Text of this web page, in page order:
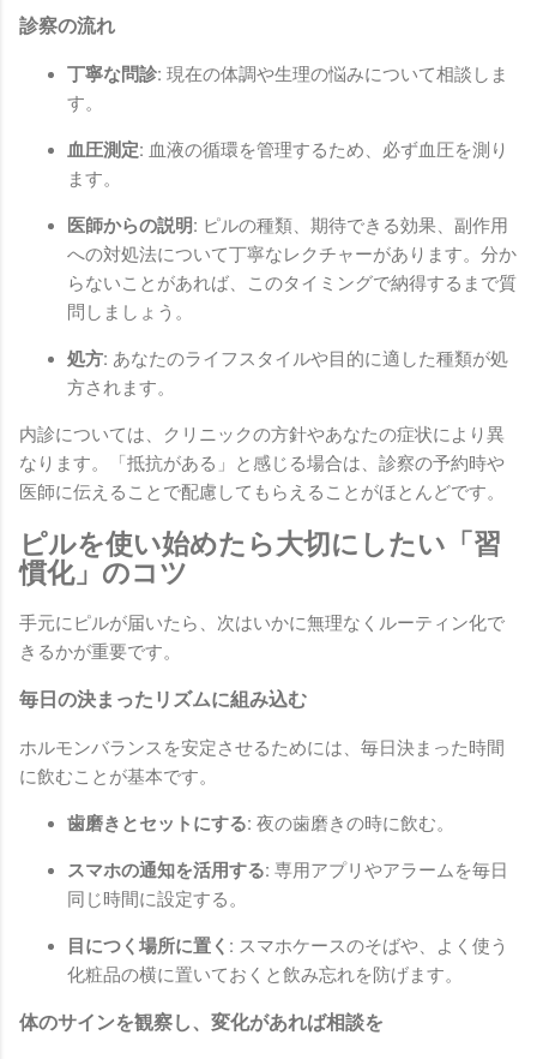
診察の流れ
丁寧な問診: 現在の体調や生理の悩みについて相談しま
す。
血圧測定: 血液の循環を管理するため、必ず血圧を測り
ます。
医師からの説明: ピルの種類、期待できる効果、副作用
への対処法について丁寧なレクチャーがあります。分か
らないことがあれば、このタイミングで納得するまで質
問しましょう。
処方: あなたのライフスタイルや目的に適した種類が処
方されます。
内診については、クリニックの方針やあなたの症状により異
なります。「抵抗がある」と感じる場合は、診察の予約時や
医師に伝えることで配慮してもらえることがほとんどです。
ピルを使い始めたら大切にしたい「習
慣化」のコツ
手元にピルが届いたら、次はいかに無理なくルーティン化で
きるかが重要です。
毎日の決まったリズムに組み込む
ホルモンバランスを安定させるためには、毎日決まった時間
に飲むことが基本です。
歯磨きとセットにする: 夜の歯磨きの時に飲む。
スマホの通知を活用する: 専用アプリやアラームを毎日
同じ時間に設定する。
目につく場所に置く: スマホケースのそばや、よく使う
化粧品の横に置いておくと飲み忘れを防げます。
体のサインを観察し、変化があれば相談を